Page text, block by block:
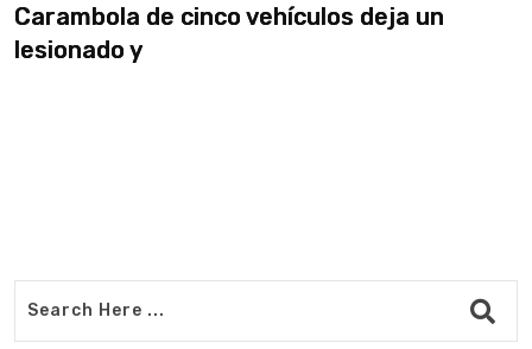
Carambola de cinco vehículos deja un
lesionado y